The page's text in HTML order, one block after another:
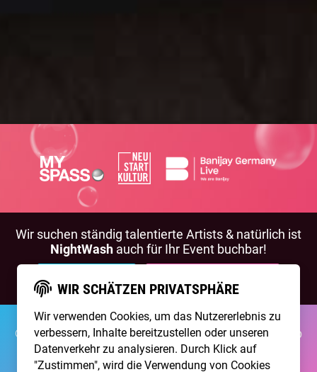
Wir suchen ständig talentierte Artists & natürlich ist
NightWash auch für Ihr Event buchbar!
©2026 Brainpool LiveÜber UnsKontaktMembership
ImpressumDatenschutz
WIR SCHÄTZEN PRIVATSPHÄRE
Wir verwenden Cookies, um das Nutzererlebnis zu
verbessern, Inhalte bereitzustellen oder unseren
Datenverkehr zu analysieren. Durch Klick auf
"Zustimmen", wird die Verwendung von Cookies